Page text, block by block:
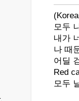
모두
내가
나 때
어딜
Red
모두